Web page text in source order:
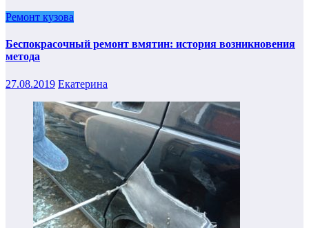
Ремонт кузова
Беспокрасочный ремонт вмятин: история возникновения
метода
27.08.2019 Екатерина